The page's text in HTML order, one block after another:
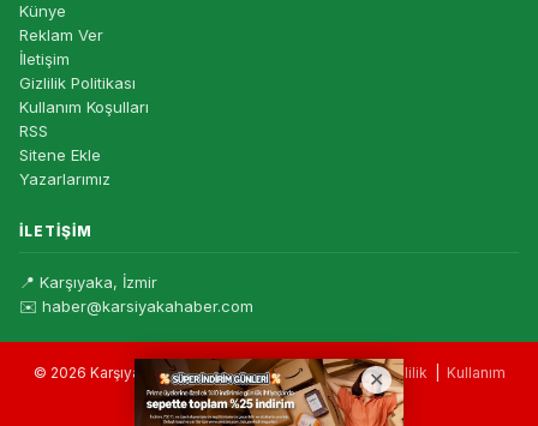
Künye
Reklam Ver
İletişim
Gizlilik Politikası
Kullanım Koşulları
RSS
Sitene Ekle
Yazarlarımız
İLETIŞIM
📍 Karşıyaka, İzmir
✉️ haber@karsiyakahaber.com
© 2026 Karşıyaka Haber — Tüm hakları saklıdır. |Gizlilik
Kullanım
Koşulları